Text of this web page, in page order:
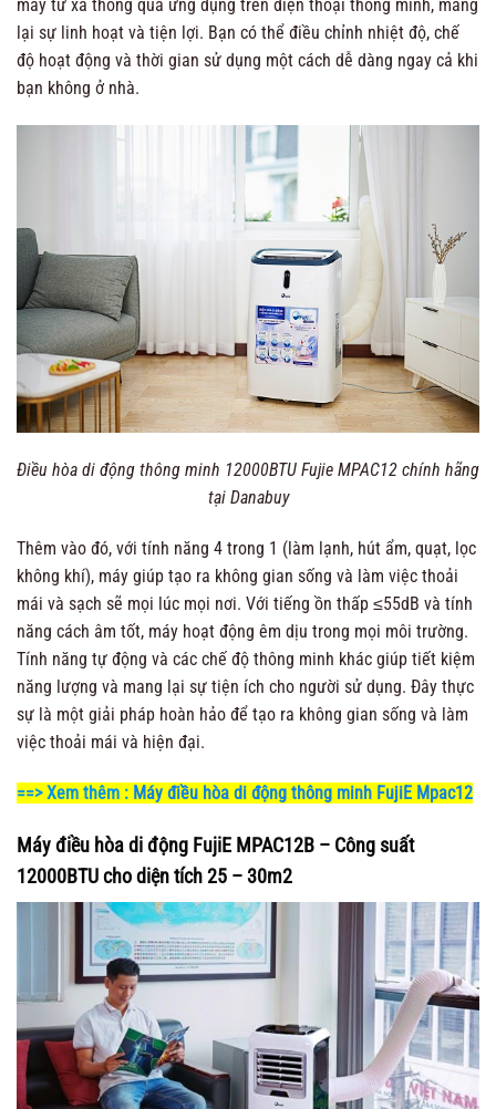
máy từ xa thông qua ứng dụng trên điện thoại thông minh, mang
lại sự linh hoạt và tiện lợi. Bạn có thể điều chỉnh nhiệt độ, chế
độ hoạt động và thời gian sử dụng một cách dễ dàng ngay cả khi
bạn không ở nhà.
Điều hòa di động thông minh 12000BTU Fujie MPAC12 chính hãng
tại Danabuy
Thêm vào đó, với tính năng 4 trong 1 (làm lạnh, hút ẩm, quạt, lọc
không khí), máy giúp tạo ra không gian sống và làm việc thoải
mái và sạch sẽ mọi lúc mọi nơi. Với tiếng ồn thấp ≤55dB và tính
năng cách âm tốt, máy hoạt động êm dịu trong mọi môi trường.
Tính năng tự động và các chế độ thông minh khác giúp tiết kiệm
năng lượng và mang lại sự tiện ích cho người sử dụng. Đây thực
sự là một giải pháp hoàn hảo để tạo ra không gian sống và làm
việc thoải mái và hiện đại.
==> Xem thêm : Máy điều hòa di động thông minh FujiE Mpac12
Máy điều hòa di động FujiE MPAC12B – Công suất
12000BTU cho diện tích 25 – 30m2